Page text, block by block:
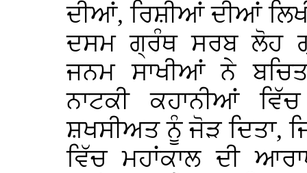
ਦੀਆਂ, ਰਿਸ਼ੀਆਂ ਦੀਆਂ
ਦਸਮ ਗ੍ਰੰਥ ਸਰਬ ਲੋਹ
ਜਨਮ ਸਾਖੀਆਂ ਨੇ
ਨਾਟਕੀ ਕਹਾਨੀਆਂ
ਸ਼ਖਸੀਅਤ ਨੂੰ ਜੋੜ ਦਿਤਾ,
ਵਿੱਚ ਮਹਾਂਕਾਲ ਦੀ